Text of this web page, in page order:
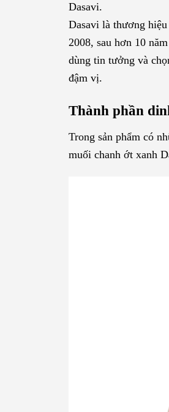
Dasavi.
Dasavi là thương
2008, sau hơn 10
dùng tin tưởng và
đậm vị.
Thành phần
Trong sản phẩm có
muối chanh ớt xanh